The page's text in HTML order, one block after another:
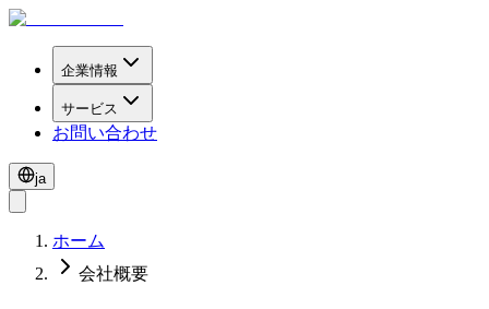
企業情報
サービス
お問い合わせ
ja
ホーム
会社概要